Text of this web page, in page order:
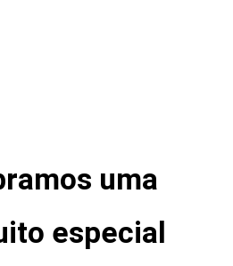
uma
especial